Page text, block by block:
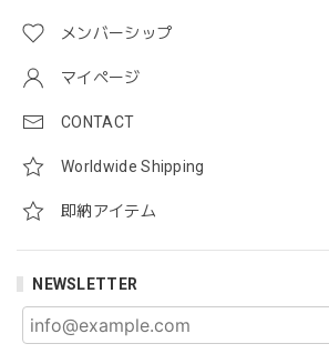
メンバーシップ
マイページ
CONTACT
Worldwide Shipping
即納アイテム
NEWSLETTER